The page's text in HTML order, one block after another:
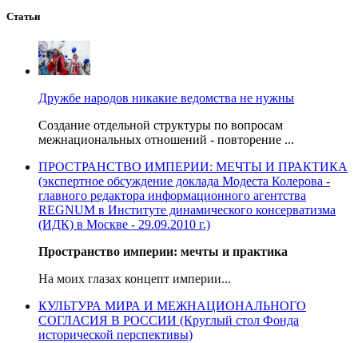
Статьи
Дружбе народов никакие ведомства не нужны
Создание отдельной структуры по вопросам
межнациональных отношений - повторение ...
ПРОСТРАНСТВО ИМПЕРИИ: МЕЧТЫ И ПРАКТИКА
(экспертное обсуждение доклада Модеста Колерова -
главного редактора информационного агентства
REGNUM в Институте динамического консерватизма
(ИДК) в Москве - 29.09.2010 г.)
Пространство империи: мечты и практика
На моих глазах концепт империи...
КУЛЬТУРА МИРА И МЕЖНАЦИОНАЛЬНОГО
СОГЛАСИЯ В РОССИИ (Круглый стол Фонда
исторической перспективы)